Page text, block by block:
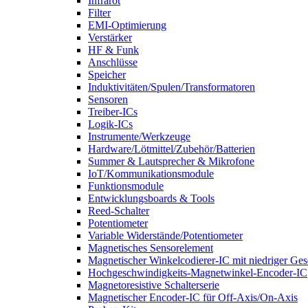
Filter
EMI-Optimierung
Verstärker
HF & Funk
Anschlüsse
Speicher
Induktivitäten/Spulen/Transformatoren
Sensoren
Treiber-ICs
Logik-ICs
Instrumente/Werkzeuge
Hardware/Lötmittel/Zubehör/Batterien
Summer & Lautsprecher & Mikrofone
IoT/Kommunikationsmodule
Funktionsmodule
Entwicklungsboards & Tools
Reed-Schalter
Potentiometer
Variable Widerstände/Potentiometer
Magnetisches Sensorelement
Magnetischer Winkelcodierer-IC mit niedriger
Hochgeschwindigkeits-Magnetwinkel-Encoder-IC
Magnetoresistive Schalterserie
Magnetischer Encoder-IC für Off-Axis/On-Axis